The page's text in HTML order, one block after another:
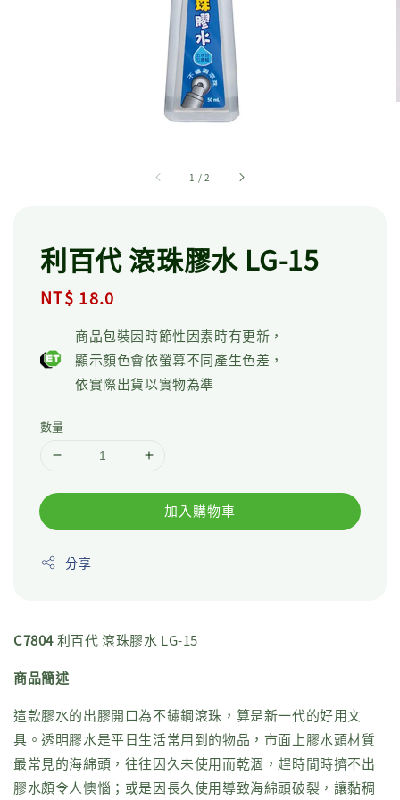
1 /2
利百代 滾珠膠水 LG-15
Regular
NT$ 18.0
商品包裝因時節性因素時有更新，
顯示顏色會依螢幕不同產生色差，
依實際出貨以實物為準
數量
加入購物車
分享
C7804利百代 滾珠膠水 LG-15
商品簡述
這款膠水的出膠開口為不鏽鋼滾珠，算是新一代的好用文
具。透明膠水是平日生活常用到的物品，市面上膠水頭材質
最常見的海綿頭，往往因久未使用而乾涸，趕時間時擠不出
膠水頗令人懊惱；或是因長久使用導致海綿頭破裂，讓黏稠